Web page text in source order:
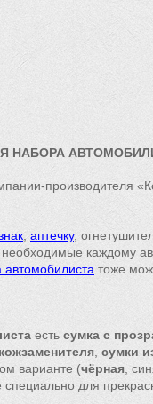
НАБОРА
производителя
, аптечку,
каждому
автомобилиста тоже
есть сумка с
кожзаменителя сумки
варианте (чёрная ,
специально для